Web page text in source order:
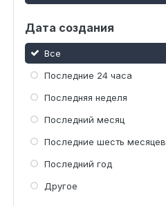
Дата создания
Все
Последние 24 часа
Последняя неделя
Последний месяц
Последние шесть месяцев
Последний год
Другое